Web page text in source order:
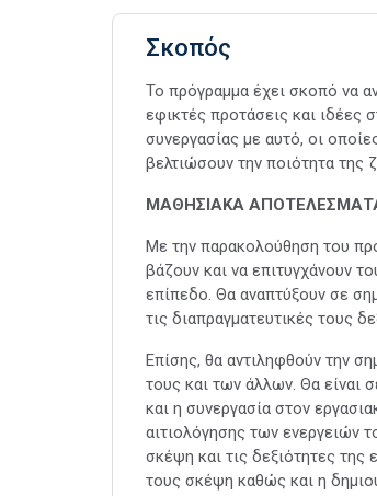
Σκοπός
Το πρόγραμμα έχει σκοπό να
εφικτές προτάσεις και ιδέες
συνεργασίας με αυτό, οι
βελτιώσουν την ποιότητα της
ΜΑΘΗΣΙΑΚΑ
Με την παρακολούθηση του
βάζουν και να επιτυγχάνουν
επίπεδο. Θα αναπτύξουν σε
τις διαπραγματευτικές τους
Επίσης, θα αντιληφθούν την
τους και των άλλων. Θα είναι
και η συνεργασία στον
αιτιολόγησης των ενεργειών
σκέψη και τις δεξιότητες
τους σκέψη καθώς και η